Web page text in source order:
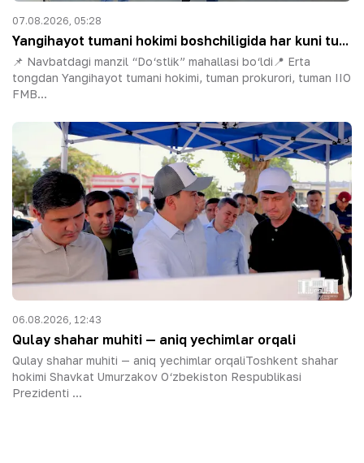
07.08.2026, 05:28
Yangihayot tumani hokimi boshchiligida har kuni tu...
📌 Navbatdagi manzil “Do‘stlik” mahallasi bo‘ldi📍 Erta
tongdan Yangihayot tumani hokimi, tuman prokurori, tuman IIO
FMB...
06.08.2026, 12:43
Qulay shahar muhiti — aniq yechimlar orqali
Qulay shahar muhiti — aniq yechimlar orqaliToshkent shahar
hokimi Shavkat Umurzakov O‘zbekiston Respublikasi
Prezidenti ...